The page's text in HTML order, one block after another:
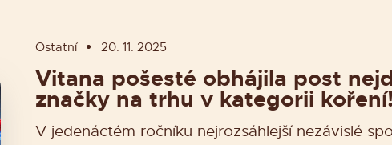
Ostatní 20. 11. 2025
Vitana pošesté obhájila post
značky na trhu v kategorii koření!
V jedenáctém ročníku nejrozsáhlejší nezávislé